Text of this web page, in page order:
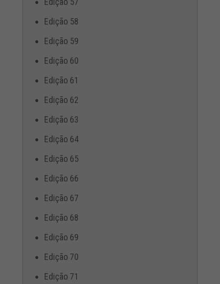
Edição 58
Edição 59
Edição 60
Edição 61
Edição 62
Edição 63
Edição 64
Edição 65
Edição 66
Edição 67
Edição 68
Edição 69
Edição 70
Edição 71